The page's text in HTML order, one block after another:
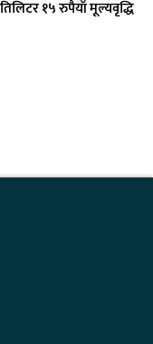
१५ रुपैयाँ मूल्यवृद्धि